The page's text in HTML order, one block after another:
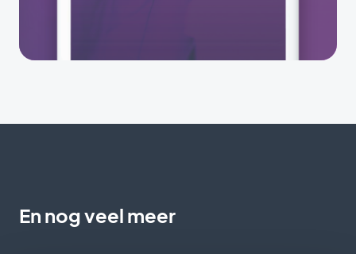
En nog veel meer